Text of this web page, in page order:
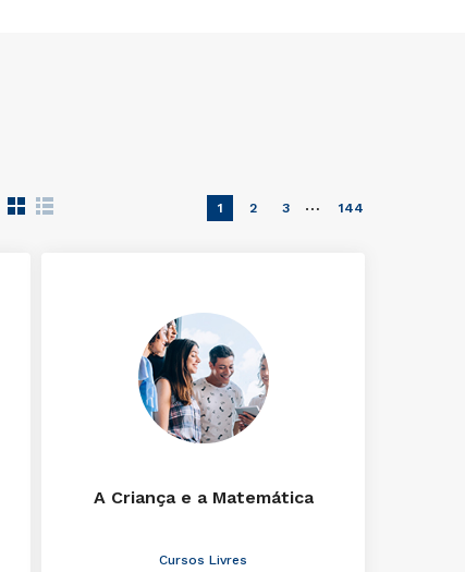
1 2 3 … 144
A Criança e a Matemática
Cursos Livres